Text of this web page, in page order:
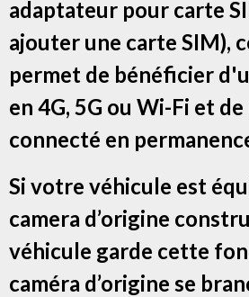
adaptateur pour carte
ajouter une carte SIM),
permet de bénéficier
en 4G, 5G ou Wi-Fi et
connecté en
Si votre véhicule est
camera d’origine
véhicule garde cette
caméra d’origine se